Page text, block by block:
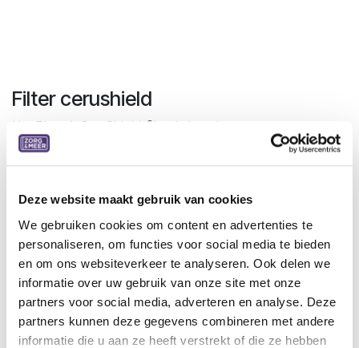
Deze website maakt gebruik van cookies
We gebruiken cookies om content en advertenties te
personaliseren, om functies voor social media te bieden
en om ons websiteverkeer te analyseren. Ook delen we
informatie over uw gebruik van onze site met onze
partners voor social media, adverteren en analyse. Deze
partners kunnen deze gegevens combineren met andere
informatie die u aan ze heeft verstrekt of die ze hebben
Filter cerushield
Het Phonak CeruShield-filter is het nieuwe
oorsmeerbeschermingssysteem van Phonak, ontworpen
als een gebruiksvriendelijk doseerwiel. (schijf)
De CeruShield schijf bestaat uit:
8 Filter op een speciale schijf
8 standen voor het eenvoudig verwijderen van
gebruikte wasfilters
Deze filters van Phonak voor de Marvel en Paradise
hoortoestellen beschermen de speaker tegen
oorsmeerproblemen en bieden u een langere draagtijd